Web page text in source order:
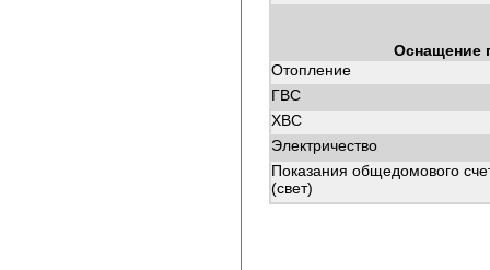
Оснащение
Отопление
ГВС
ХВС
Электричество
Показания общедомового
(свет)